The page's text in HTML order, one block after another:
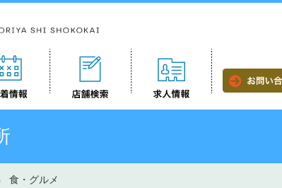
食・グルメ